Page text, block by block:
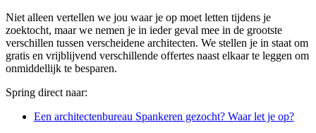
Niet alleen vertellen we jou waar je op moet letten tijdens je
zoektocht, maar we nemen je in ieder geval mee in de grootste
verschillen tussen verscheidene architecten. We stellen je in staat om
gratis en vrijblijvend verschillende offertes naast elkaar te leggen om
onmiddellijk te besparen.
Spring direct naar:
Een architectenbureau Spankeren gezocht? Waar let je op?